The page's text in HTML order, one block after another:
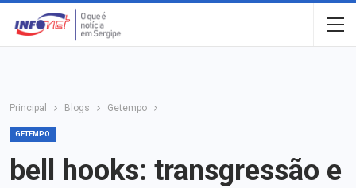
Principal Blogs Getempo
GETEMPO
bell hooks: transgressão e